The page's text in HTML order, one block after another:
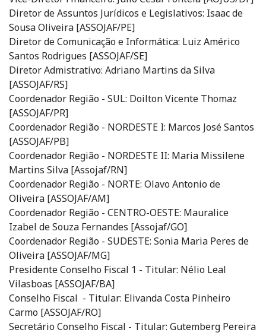
Diretor de Assuntos Jurídicos e Legislativos: Isaac de
Sousa Oliveira [ASSOJAF/PE]
Diretor de Comunicação e Informática: Luiz Américo
Santos Rodrigues [ASSOJAF/SE]
Diretor Admistrativo: Adriano Martins da Silva
[ASSOJAF/RS]
Coordenador Região - SUL: Doilton Vicente Thomaz
[ASSOJAF/PR]
Coordenador Região - NORDESTE I: Marcos José Santos
[ASSOJAF/PB]
Coordenador Região - NORDESTE II: Maria Missilene
Martins Silva [Assojaf/RN]
Coordenador Região - NORTE: Olavo Antonio de
Oliveira [ASSOJAF/AM]
Coordenador Região - CENTRO-OESTE: Mauralice
Izabel de Souza Fernandes [Assojaf/GO]
Coordenador Região - SUDESTE: Sonia Maria Peres de
Oliveira [ASSOJAF/MG]
Presidente Conselho Fiscal 1 - Titular: Nélio Leal
Vilasboas [ASSOJAF/BA]
Conselho Fiscal - Titular: Elivanda Costa Pinheiro
Carmo [ASSOJAF/RO]
Secretário Conselho Fiscal - Titular: Gutemberg Pereira